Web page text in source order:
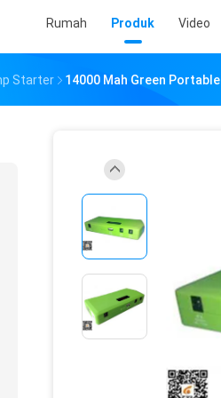
Rumah Produk Video
Starter 14000 Mah Green